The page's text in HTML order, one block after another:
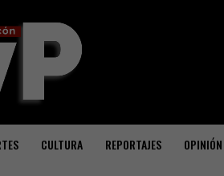
CULTURA REPORTAJES OPINIÓN